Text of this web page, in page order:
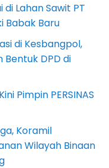
Lahan Sawit PT
Babak Baru
di Kesbangpol,
Bentuk DPD di
Pimpin PERSINAS
Koramil
Wilayah Binaan